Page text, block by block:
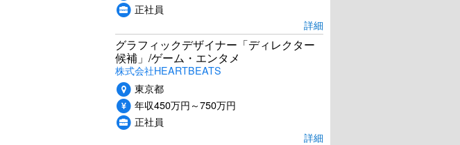
正社員
詳細
グラフィックデザイナー「ディレクター
候補」/ゲーム・エンタメ
株式会社HEARTBEATS
東京都
年収450万円～750万円
正社員
詳細